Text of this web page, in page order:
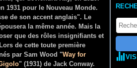
1931 pour le Nouveau Monde.
de son accent anglais". Le
la même année. Mais la
que des rôles insignifiants et
de cette toute première
par Sam Wood "Way for
" (1931) de Jack Conway.